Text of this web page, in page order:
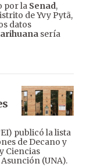
por la Senad,
de Yvy Pytã,
datos
sería
publicó la lista
de Decano y
Ciencias
(UNA).